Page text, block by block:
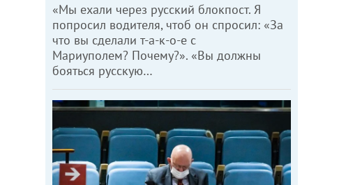
«Мы ехали через русский блокпост. Я
попросил водителя, чтоб он спросил: «За
что вы сделали т-а-к-о-е с
Мариуполем? Почему?». «Вы должны
бояться русскую…